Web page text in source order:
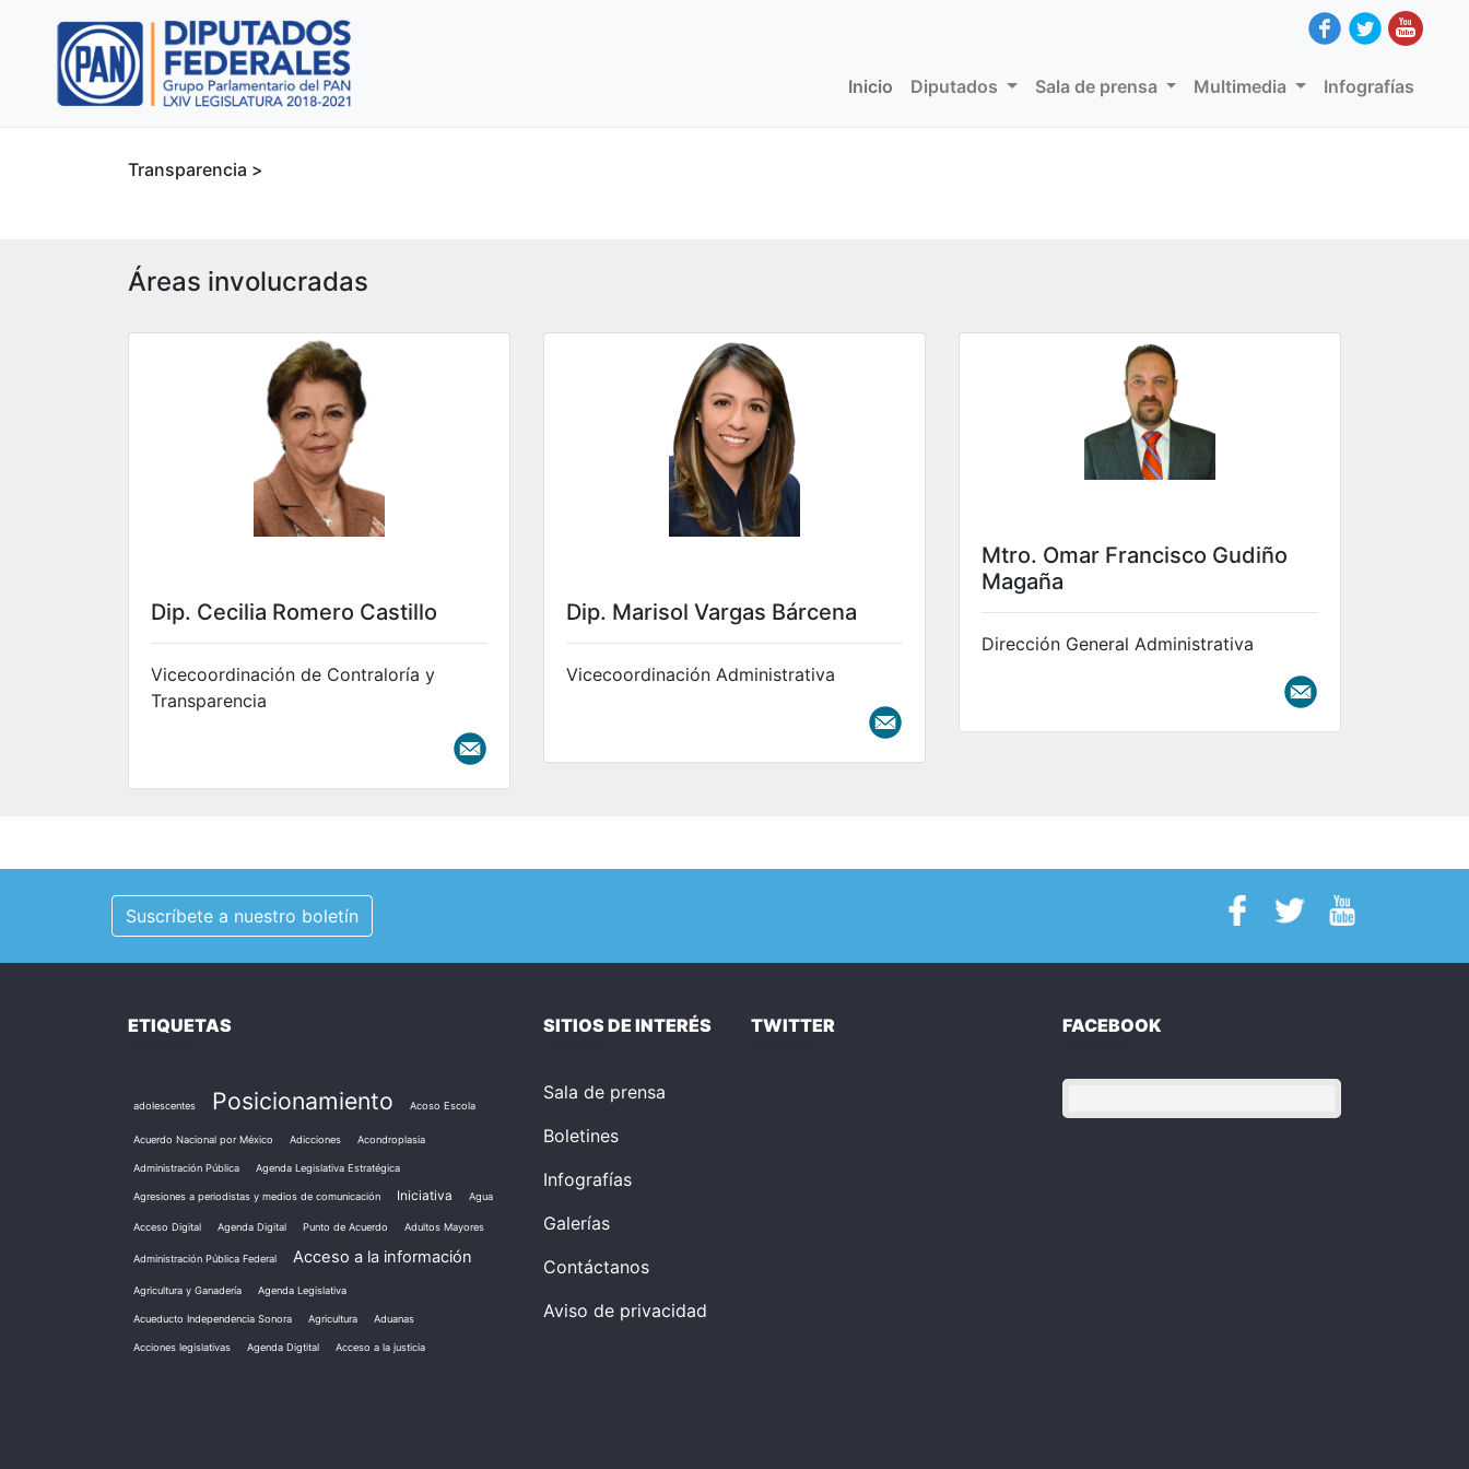
Inicio (current)
Diputados Sala de prensa Multimedia Infografías
Transparencia >
Áreas involucradas
Dip. Cecilia Romero Castillo
Vicecoordinación de Contraloría y
Transparencia
Dip. Marisol Vargas Bárcena
Vicecoordinación Administrativa
Mtro. Omar Francisco Gudiño
Magaña
Dirección General Administrativa
Suscríbete a nuestro boletín
ETIQUETAS
adolescentes Posicionamiento Acoso Escola
Acuerdo Nacional por México Adicciones Acondroplasia
Administración Pública Agenda Legislativa Estratégica
Agresiones a periodistas y medios de comunicación Iniciativa Agua
Acceso Digital Agenda Digital Punto de Acuerdo Adultos Mayores
Administración Pública Federal Acceso a la información
Agricultura y Ganadería Agenda Legislativa
Acueducto Independencia Sonora Agricultura Aduanas
Acciones legislativas Agenda Digtital Acceso a la justicia
SITIOS DE INTERÉS
Sala de prensa
Boletines
Infografías
Galerías
Contáctanos
Aviso de privacidad
TWITTER FACEBOOK